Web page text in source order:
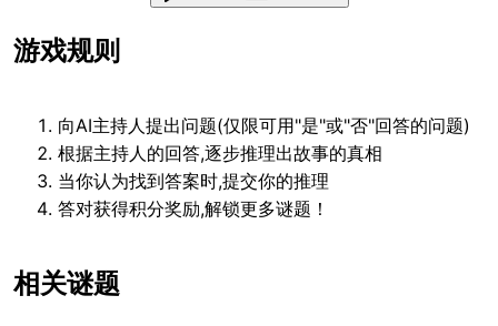
游戏规则
向AI主持人提出问题(仅限可用"是"或"否"回答的问题)
根据主持人的回答,逐步推理出故事的真相
当你认为找到答案时,提交你的推理
答对获得积分奖励,解锁更多谜题！
相关谜题